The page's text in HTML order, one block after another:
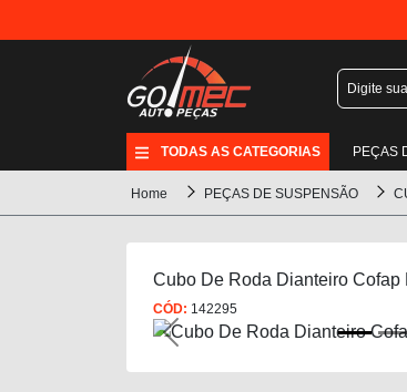
TODAS AS CATEGORIAS PEÇAS
Home PEÇAS DE SUSPENSÃO
Cubo De Roda Dianteiro Cofap
CÓD: 142295
Previous